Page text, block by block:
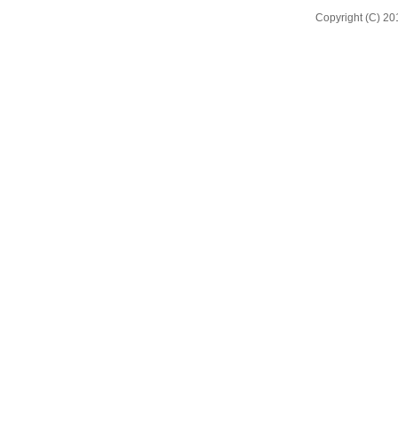
Copyright (C)